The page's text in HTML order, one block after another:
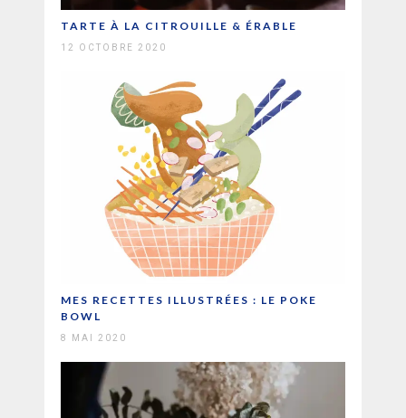
TARTE À LA CITROUILLE & ÉRABLE
12 OCTOBRE 2020
MES RECETTES ILLUSTRÉES : LE POKE
BOWL
8 MAI 2020